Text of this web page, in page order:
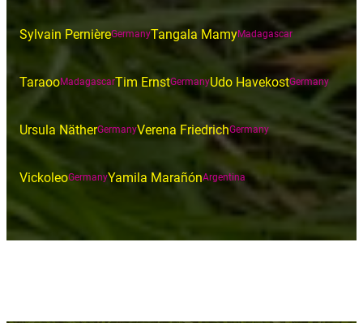
Sylvain PernièreGermanyTangala MamyMadagascar
TaraooMadagascarTim ErnstGermanyUdo HavekostGermany
Ursula NätherGermanyVerena FriedrichGermany
VickoleoGermanyYamila MarañónArgentina